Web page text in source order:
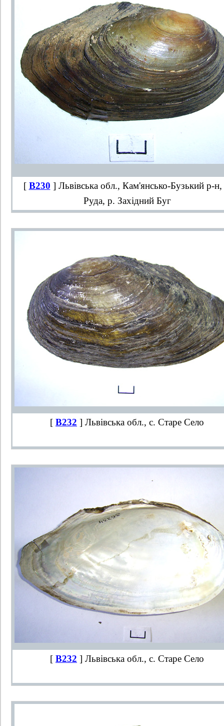
[ B230 ] Львівська обл., Кам'янсько-Бузький р-н,
Руда, р. Західний Буг
[ B232 ] Львівська обл., с. Старе Село
[ B232 ] Львівська обл., с. Старе Село